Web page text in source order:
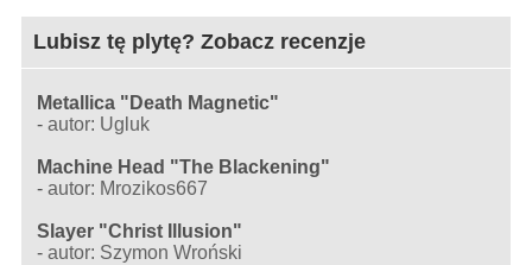
Lubisz tę plytę? Zobacz recenzje
Metallica "Death Magnetic"
-autor: Ugluk
Machine Head "The Blackening"
-autor: Mrozikos667
Slayer "Christ Illusion"
-autor: Szymon Wroński